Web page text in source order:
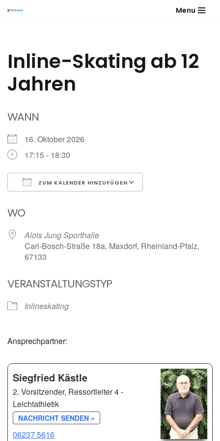
Menu
Inline-Skating ab 12
Jahren
WANN
16. Oktober 2026
17:15 - 18:30
ZUM KALENDER HINZUFÜGEN
WO
Alois Jung Sporthalle
Carl-Bosch-Straße 18a, Maxdorf, Rheinland-Pfalz,
67133
VERANSTALTUNGSTYP
Inlineskating
Ansprechpartner:
Siegfried Kästle
2. Vorsitzender, Ressortleiter 4 -
Leichtathletik
NACHRICHT SENDEN »
06237 5616